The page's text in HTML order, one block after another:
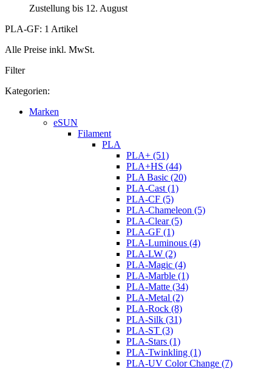
Zustellung bis 12. August
PLA-GF: 1 Artikel
Alle Preise inkl. MwSt.
Filter
Kategorien:
Marken
eSUN
Filament
PLA
PLA+ (51)
PLA+HS (44)
PLA Basic (20)
PLA-Cast (1)
PLA-CF (5)
PLA-Chameleon (5)
PLA-Clear (5)
PLA-GF (1)
PLA-Luminous (4)
PLA-LW (2)
PLA-Magic (4)
PLA-Marble (1)
PLA-Matte (34)
PLA-Metal (2)
PLA-Rock (8)
PLA-Silk (31)
PLA-ST (3)
PLA-Stars (1)
PLA-Twinkling (1)
PLA-UV Color Change (7)